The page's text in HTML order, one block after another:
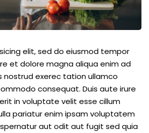
elit, sed do eiusmod tempor
et dolore magna aliqua enim ad
nostrud exerec tation ullamco
consequat. Duis aute irure
in voluptate velit esse cillum
pariatur enim ipsam voluptatem
aut odit aut fugit sed quia